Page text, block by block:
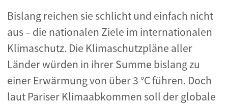
Bislang reichen sie schlicht und einfach nicht
aus – die nationalen Ziele im internationalen
Klimaschutz. Die Klimaschutzpläne aller
Länder würden in ihrer Summe bislang zu
einer Erwärmung von über 3 °C führen. Doch
laut Pariser Klimaabkommen soll der globale